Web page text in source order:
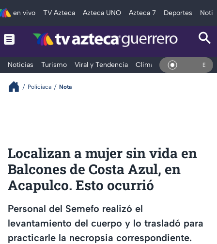
en vivo TV Azteca Azteca UNO Azteca 7 Deportes
Noticias Turismo Viral y Tendencia Clima Deportes En Vivo
Policiaca Nota
Localizan a mujer sin vida en
Balcones de Costa Azul, en
Acapulco. Esto ocurrió
Personal del Semefo realizó el
levantamiento del cuerpo y lo trasladó para
practicarle la necropsia correspondiente.